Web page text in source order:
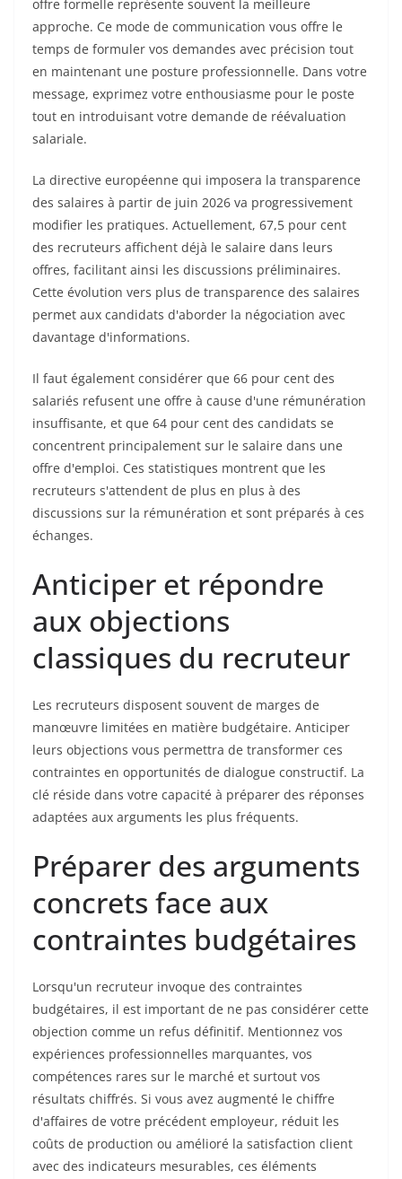
offre formelle représente souvent la meilleure
approche. Ce mode de communication vous offre le
temps de formuler vos demandes avec précision tout
en maintenant une posture professionnelle. Dans votre
message, exprimez votre enthousiasme pour le poste
tout en introduisant votre demande de réévaluation
salariale.
La directive européenne qui imposera la transparence
des salaires à partir de juin 2026 va progressivement
modifier les pratiques. Actuellement, 67,5 pour cent
des recruteurs affichent déjà le salaire dans leurs
offres, facilitant ainsi les discussions préliminaires.
Cette évolution vers plus de transparence des salaires
permet aux candidats d'aborder la négociation avec
davantage d'informations.
Il faut également considérer que 66 pour cent des
salariés refusent une offre à cause d'une rémunération
insuffisante, et que 64 pour cent des candidats se
concentrent principalement sur le salaire dans une
offre d'emploi. Ces statistiques montrent que les
recruteurs s'attendent de plus en plus à des
discussions sur la rémunération et sont préparés à ces
échanges.
Anticiper et répondre
aux objections
classiques du recruteur
Les recruteurs disposent souvent de marges de
manœuvre limitées en matière budgétaire. Anticiper
leurs objections vous permettra de transformer ces
contraintes en opportunités de dialogue constructif. La
clé réside dans votre capacité à préparer des réponses
adaptées aux arguments les plus fréquents.
Préparer des arguments
concrets face aux
contraintes budgétaires
Lorsqu'un recruteur invoque des contraintes
budgétaires, il est important de ne pas considérer cette
objection comme un refus définitif. Mentionnez vos
expériences professionnelles marquantes, vos
compétences rares sur le marché et surtout vos
résultats chiffrés. Si vous avez augmenté le chiffre
d'affaires de votre précédent employeur, réduit les
coûts de production ou amélioré la satisfaction client
avec des indicateurs mesurables, ces éléments